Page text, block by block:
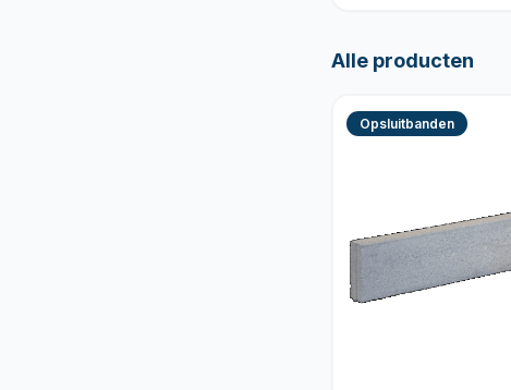
Alle producten
Opsluitbanden